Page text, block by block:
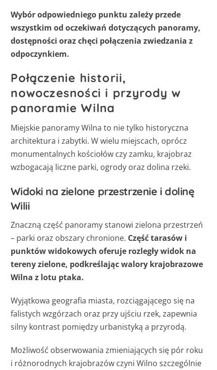
Wybór odpowiedniego punktu zależy przede
wszystkim od oczekiwań dotyczących panoramy,
dostępności oraz chęci połączenia zwiedzania z
odpoczynkiem.
Połączenie historii,
nowoczesności i przyrody w
panoramie Wilna
Miejskie panoramy Wilna to nie tylko historyczna
architektura i zabytki. W wielu miejscach, oprócz
monumentalnych kościołów czy zamku, krajobraz
wzbogacają liczne parki, ogrody oraz dolina rzeki.
Widoki na zielone przestrzenie i dolinę
Wilii
Znaczną część panoramy stanowi zielona przestrzeń
– parki oraz obszary chronione. Część tarasów i
punktów widokowych oferuje rozległy widok na
tereny zielone, podkreślając walory krajobrazowe
Wilna z lotu ptaka.
Wyjątkowa geografia miasta, rozciągającego się na
falistych wzgórzach oraz przy ujściu rzek, zapewnia
silny kontrast pomiędzy urbanistyką a przyrodą.
Możliwość obserwowania zmieniających się pór roku
i różnorodnych krajobrazów czyni Wilno szczególnie